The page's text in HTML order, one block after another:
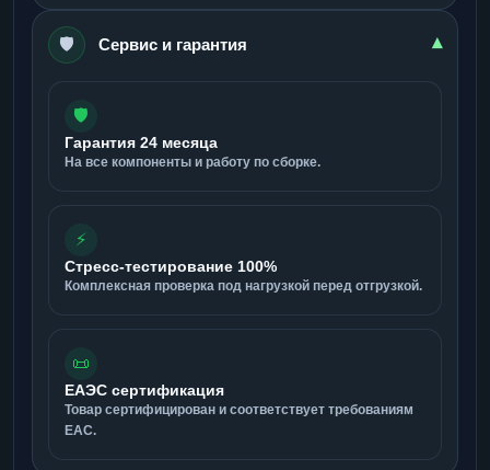
🛡️ Сервис и гарантия ▾
🛡️
Гарантия 24 месяца
На все компоненты и работу по сборке.
⚡
Стресс-тестирование 100%
Комплексная проверка под нагрузкой перед отгрузкой.
📜
ЕАЭС сертификация
Товар сертифицирован и соответствует требованиям
ЕАС.